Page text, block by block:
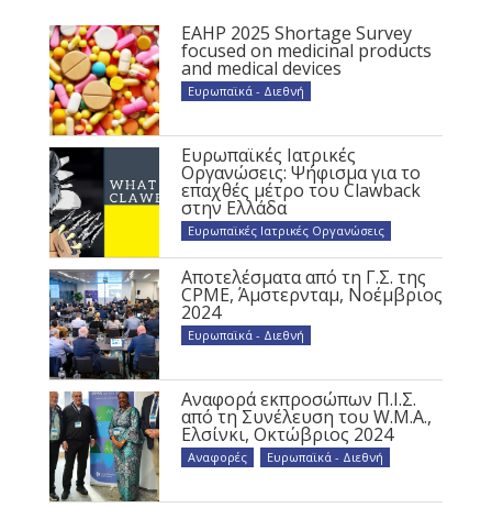
EAHP 2025 Shortage Survey
focused on medicinal products
and medical devices
Ευρωπαϊκά - Διεθνή
Ευρωπαϊκές Ιατρικές
Οργανώσεις: Ψήφισμα για το
επαχθές μέτρο του Clawback
στην Ελλάδα
Ευρωπαϊκές Ιατρικές Οργανώσεις
Αποτελέσματα από τη Γ.Σ. της
CPME, Άμστερνταμ, Νοέμβριος
2024
Ευρωπαϊκά - Διεθνή
Αναφορά εκπροσώπων Π.Ι.Σ.
από τη Συνέλευση του W.M.A.,
Ελσίνκι, Οκτώβριος 2024
Αναφορές Ευρωπαϊκά - Διεθνή